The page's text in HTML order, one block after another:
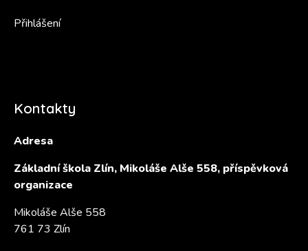
Přihlášení
Kontakty
Adresa
Základní škola Zlín, Mikoláše Alše 558, příspěvková
organizace
Mikoláše Alše 558
761 73 Zlín